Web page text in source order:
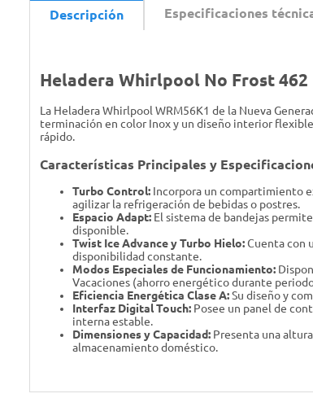
Descripción Especificaciones
Heladera Whirlpool No Frost
La Heladera Whirlpool WRM56K1 de la Nueva
terminación en color Inox y un diseño interior
rápido.
Características Principales y
Turbo Control: Incorpora un compartimiento
agilizar la refrigeración de bebidas o postres.
Espacio Adapt: El sistema de bandejas
disponible.
Twist Ice Advance y Turbo Hielo:Cuenta con
disponibilidad constante.
Modos Especiales de Funcionamiento:
Vacaciones (ahorro energético durante
Eficiencia Energética Clase A:Su diseño y
Interfaz Digital Touch: Posee un panel de
interna estable.
Dimensiones y Capacidad: Presenta una
almacenamiento doméstico.